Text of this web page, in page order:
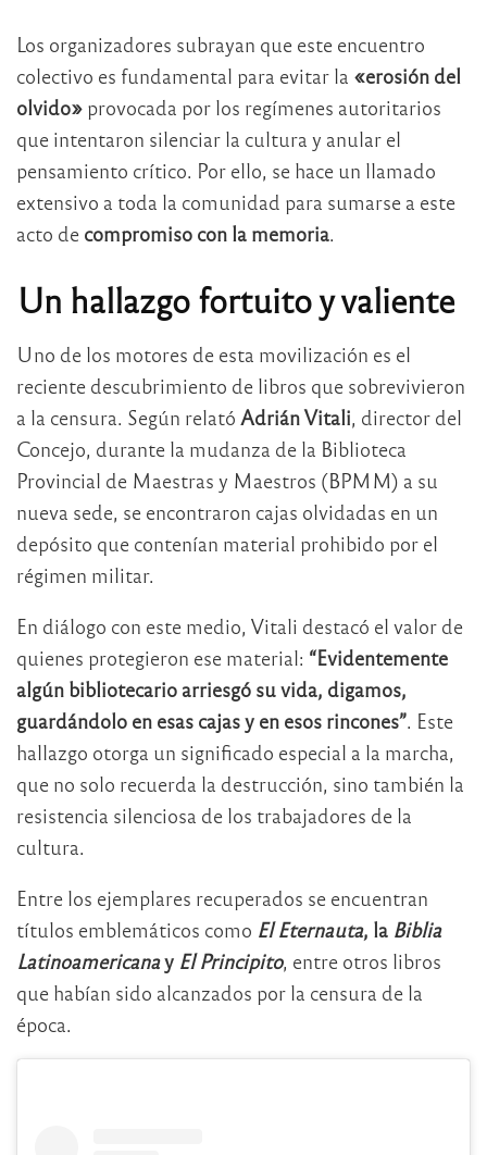
Los organizadores subrayan que este encuentro
colectivo es fundamental para evitar la «erosión del
olvido» provocada por los regímenes autoritarios
que intentaron silenciar la cultura y anular el
pensamiento crítico. Por ello, se hace un llamado
extensivo a toda la comunidad para sumarse a este
acto de compromiso con la memoria.
Un hallazgo fortuito y valiente
Uno de los motores de esta movilización es el
reciente descubrimiento de libros que sobrevivieron
a la censura. Según relató Adrián Vitali, director del
Concejo, durante la mudanza de la Biblioteca
Provincial de Maestras y Maestros (BPMM) a su
nueva sede, se encontraron cajas olvidadas en un
depósito que contenían material prohibido por el
régimen militar.
En diálogo con este medio, Vitali destacó el valor de
quienes protegieron ese material: “Evidentemente
algún bibliotecario arriesgó su vida, digamos,
guardándolo en esas cajas y en esos rincones”. Este
hallazgo otorga un significado especial a la marcha,
que no solo recuerda la destrucción, sino también la
resistencia silenciosa de los trabajadores de la
cultura.
Entre los ejemplares recuperados se encuentran
títulos emblemáticos como El Eternauta, la Biblia
Latinoamericanay El Principito, entre otros libros
que habían sido alcanzados por la censura de la
época.